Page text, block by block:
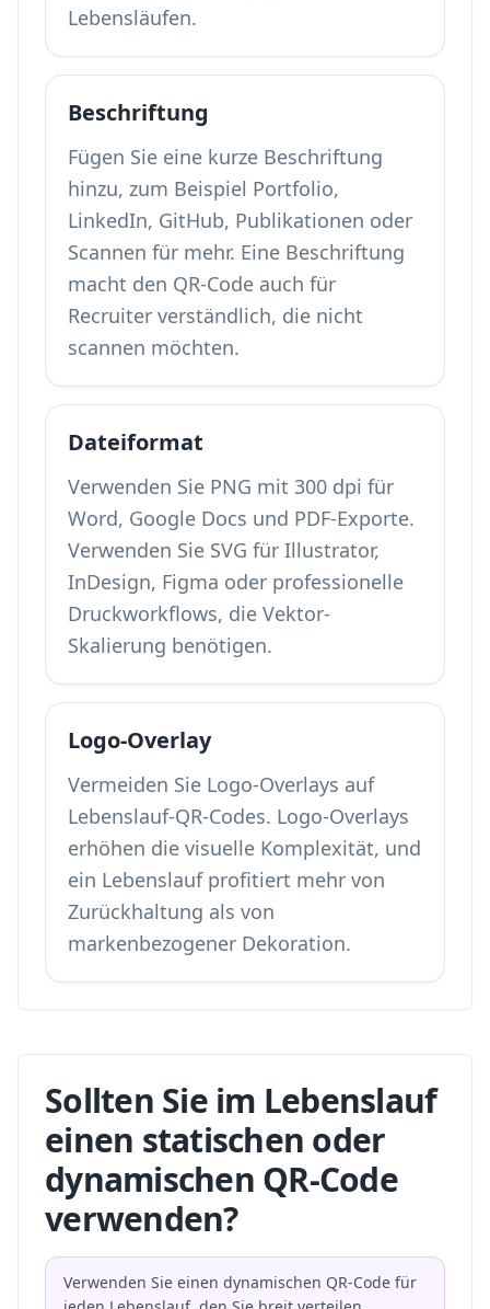
Lebensläufen.
Beschriftung
Fügen Sie eine kurze Beschriftung
hinzu, zum Beispiel Portfolio,
LinkedIn, GitHub, Publikationen oder
Scannen für mehr. Eine Beschriftung
macht den QR-Code auch für
Recruiter verständlich, die nicht
scannen möchten.
Dateiformat
Verwenden Sie PNG mit 300 dpi für
Word, Google Docs und PDF-Exporte.
Verwenden Sie SVG für Illustrator,
InDesign, Figma oder professionelle
Druckworkflows, die Vektor-
Skalierung benötigen.
Logo-Overlay
Vermeiden Sie Logo-Overlays auf
Lebenslauf-QR-Codes. Logo-Overlays
erhöhen die visuelle Komplexität, und
ein Lebenslauf profitiert mehr von
Zurückhaltung als von
markenbezogener Dekoration.
Sollten Sie im Lebenslauf
einen statischen oder
dynamischen QR-Code
verwenden?
Verwenden Sie einen dynamischen QR-Code für